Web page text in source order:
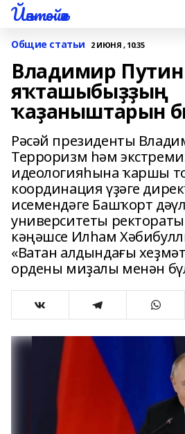
Йәнтөйәк
Общие статьи 2 ИЮНЯ , 10:35
Владимир Путин
яҡташыбыҙҙың
ҡаҙаныштарын
Рәсәй президенты
Терроризм һәм
идеологияһына ҡаршы
координация үҙәге
исемендәге Башҡорт
университеты
кәңәшсе Илһам
«Ватан алдындағы
ордены миҙалы менән